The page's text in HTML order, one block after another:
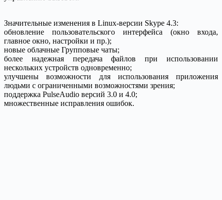
Значительные изменения в Linux-версии Skype 4.3:
обновление пользовательского интерфейса (окно входа,
главное окно, настройки и пр.);
новые облачные Групповые чаты;
более надежная передача файлов при использовании
нескольких устройств одновременно;
улучшены возможности для использования приложения
людьми с ограниченными возможностями зрения;
поддержка PulseAudio версий 3.0 и 4.0;
множественные исправления ошибок.